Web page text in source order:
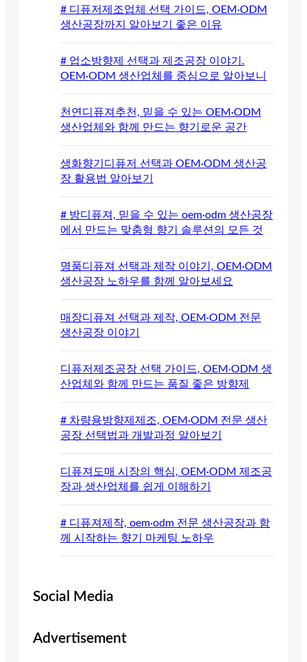
# 디퓨저제조업체 선택 가이드, OEM·ODM
생산공장까지 알아보기 좋은 이유
# 업소방향제 선택과 제조공장 이야기.
OEM·ODM 생산업체를 중심으로 알아보니
천연디퓨져추천, 믿을 수 있는 OEM·ODM
생산업체와 함께 만드는 향기로운 공간
생화향기디퓨저 선택과 OEM·ODM 생산공
장 활용법 알아보기
# 방디퓨져, 믿을 수 있는 oem·odm 생산공장
에서 만드는 맞춤형 향기 솔루션의 모든 것
명품디퓨져 선택과 제작 이야기, OEM·ODM
생산공장 노하우를 함께 알아보세요
매장디퓨져 선택과 제작, OEM·ODM 전문
생산공장 이야기
디퓨저제조공장 선택 가이드, OEM·ODM 생
산업체와 함께 만드는 품질 좋은 방향제
# 차량용방향제제조, OEM·ODM 전문 생산
공장 선택법과 개발과정 알아보기
디퓨져도매 시장의 핵심, OEM·ODM 제조공
장과 생산업체를 쉽게 이해하기
# 디퓨져제작, oem·odm 전문 생산공장과 함
께 시작하는 향기 마케팅 노하우
Social Media
Advertisement